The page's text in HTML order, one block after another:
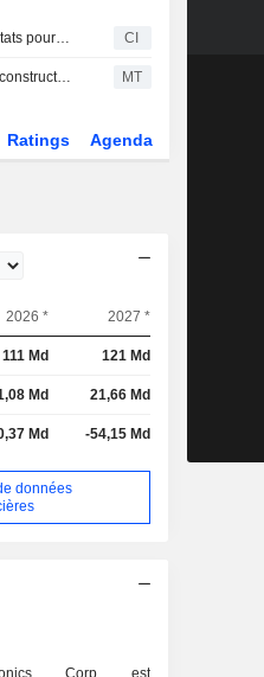
Novatek Microelectronics Corp. publie ses résultats pour le deuxième trimestre et le premier semestre clos le 30 juin 2026 CI
Novatek Microelectronics attribue un contrat de construction de 1,54 milliard de dollars de Taïwan MT
Ratings Agenda
2026 * 2027 *
111 Md 121 Md
Md 21,66 Md
Md -54,15 Md
données
Corp est